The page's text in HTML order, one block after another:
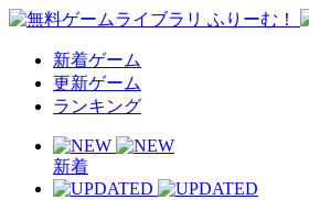
新着ゲーム
更新ゲーム
ランキング
新着